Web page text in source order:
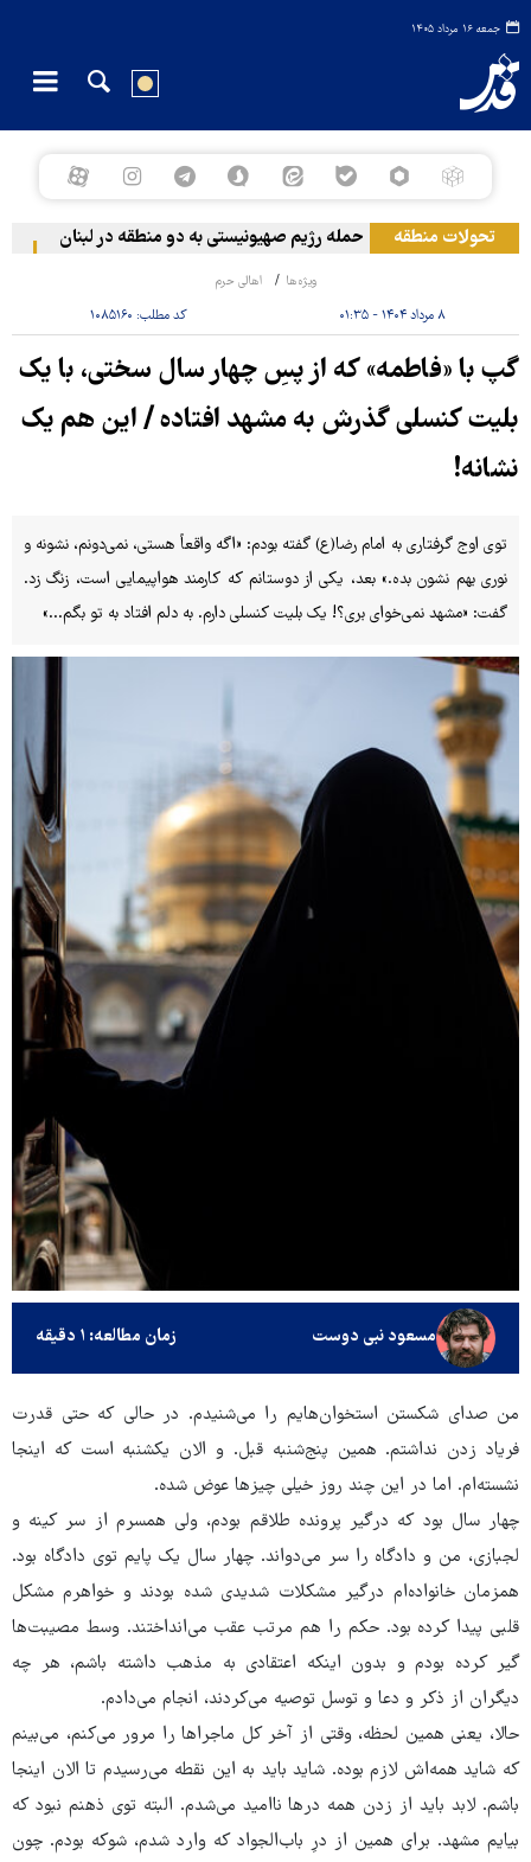
جمعه ۱۶ مرداد ۱۴۰۵
تحولات منطقه حمله رژیم صهیونیستی به دو منطقه در لبنان
ویژه‌ها اهالی حرم
۸ مرداد ۱۴۰۴ - ۰۱:۳۵ کد مطلب: ۱۰۸۵۱۶۰
گپ با «فاطمه» که از پسِ چهار سال سختی، با یک
بلیت کنسلی گذرش به مشهد افتاده / این هم یک
نشانه!
توی اوج گرفتاری به امام رضا(ع) گفته بودم: «اگه واقعاً هستی، نمی‌دونم، نشونه و
نوری بهم نشون بده.» بعد، یکی از دوستانم که کارمند هواپیمایی است، زنگ زد.
گفت: «مشهد نمی‌خوای بری؟! یک بلیت کنسلی دارم. به دلم افتاد به تو بگم...»
مسعود نبی دوست زمان مطالعه: ۱ دقیقه
من صدای شکستن استخوان‌هایم را می‌شنیدم. در حالی که حتی قدرت
فریاد زدن نداشتم. همین پنج‌شنبه قبل. و الان یکشنبه است که اینجا
نشسته‌ام. اما در این چند روز خیلی چیزها عوض شده.
چهار سال بود که درگیر پرونده طلاقم بودم، ولی همسرم از سر کینه و
لجبازی، من و دادگاه را سر می‌دواند. چهار سال یک پایم توی دادگاه بود.
همزمان خانواده‌ام درگیر مشکلات شدیدی شده‌ بودند و خواهرم مشکل
قلبی پیدا کرده بود. حکم را هم مرتب عقب می‌انداختند. وسط مصیبت‌ها
گیر کرده بودم و بدون اینکه اعتقادی به مذهب داشته باشم، هر چه
دیگران از ذکر و دعا و توسل توصیه می‌کردند، انجام می‌دادم.
حالا، یعنی همین لحظه، وقتی از آخر کل ماجراها را مرور می‌کنم، می‌بینم
که شاید همه‌اش لازم بوده. شاید باید به این نقطه‌ می‌رسیدم تا الان اینجا
باشم. لابد باید از زدن همه درها ناامید می‌شدم. البته توی ذهنم نبود که
بیایم مشهد. برای همین از درِ باب‌الجواد که وارد شدم، شوکه بودم. چون